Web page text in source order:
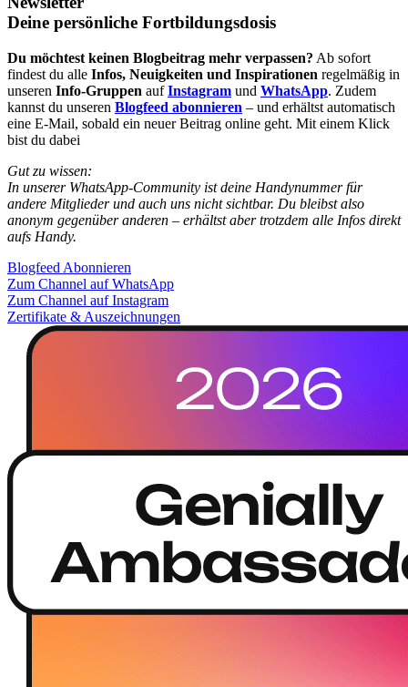
Deine persönliche Fortbildungsdosis
Du möchtest keinen Blogbeitrag mehr verpassen? Ab sofort
findest du alle Infos, Neuigkeiten und Inspirationen regelmäßig in
unseren Info-Gruppen aufInstagram und WhatsApp. Zudem
kannst du unseren Blogfeed abonnieren – und erhältst automatisch
eine E-Mail, sobald ein neuer Beitrag online geht. Mit einem Klick
bist du dabei
Gut zu wissen:
In unserer WhatsApp-Community ist deine Handynummer für
andere Mitglieder und auch uns nicht sichtbar. Du bleibst also
anonym gegenüber anderen – erhältst aber trotzdem alle Infos direkt
aufs Handy.
Blogfeed Abonnieren
Zum Channel auf WhatsApp
Zum Channel auf Instagram
Zertifikate & Auszeichnungen